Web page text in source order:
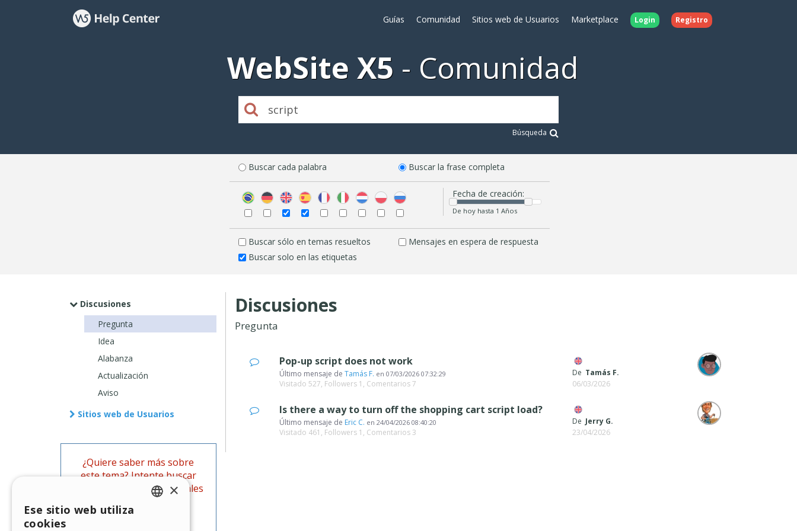
Guías Comunidad Sitios web de Usuarios Marketplace Login Registro
WebSite X5 Comunidad
Búsqueda
Buscar cada palabra Buscar la frase completa
Fecha de creación:
De hoy hasta 1 Años
Buscar sólo en temas resueltos
Mensajes en espera de respuesta
Buscar solo en las etiquetas
Discusiones
Pregunta
Idea
Alabanza
Actualización
Aviso
Sitios web de Usuarios
¿Quiere saber más sobre
este tema? Intente buscar
también en las Guías oficiales
de WebSite X5.
Discusiones
Pregunta
Pop-up script does not work
Último mensaje deTamás F. en07/03/2026 07:32:29
Visitado 527, Followers 1, Comentarios 7
De Tamás F.
06/03/2026
Is there a way to turn off the shopping cart script load?
Último mensaje de Eric C. en24/04/2026 08:40:20
Visitado 461, Followers 1, Comentarios 3
De Jerry G.
23/04/2026
×
Ese sitio web utiliza
cookies